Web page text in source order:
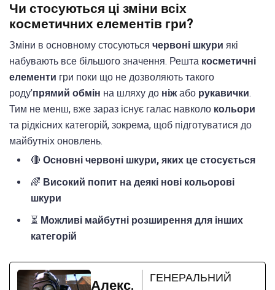
Чи стосуються ці зміни всіх
косметичних елементів гри?
Зміни в основному стосуються червоні шкури які
набувають все більшого значення. Решта косметичні
елементи гри поки що не дозволяють такого
роду’прямий обмін на шляху до ніжабо рукавички.
Тим не менш, вже зараз існує галас навколо кольори
та рідкісних категорій, зокрема, щоб підготуватися до
майбутніх оновлень.
🔴 Основні червоні шкури, яких це стосується
🌈 Високий попит на деякі нові кольорові
шкури
⏳ Можливі майбутні розширення для інших
категорій
Алекс.
ГЕНЕРАЛЬНИЙ